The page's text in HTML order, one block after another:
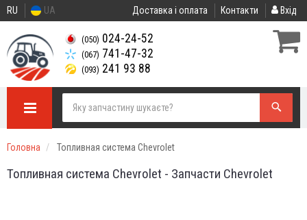
RU UA Доставка і оплата Контакти Вхід
(050) 024-24-52
(067) 741-47-32
(093) 241 93 88
Головна Топливная система Chevrolet
Топливная система Chevrolet - Запчасти Chevrolet